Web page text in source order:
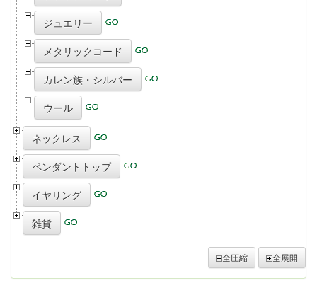
ジュエリー
メタリックコード
カレン族・シルバー
ウール
ネックレス
ペンダントトップ
イヤリング
雑貨
全圧縮 全展開